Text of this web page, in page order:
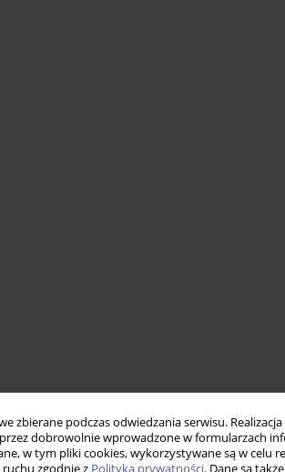
zbierane podczas odwiedzania serwisu.
dobrowolnie wprowadzone w formularzach
w tym pliki cookies, wykorzystywane są w celu
zgodnie z Polityką prywatności. Dane są